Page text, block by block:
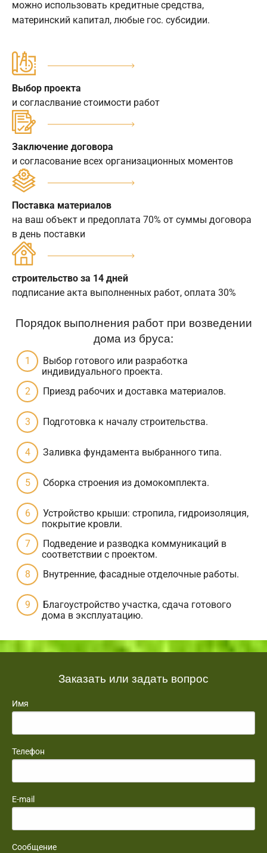
можно использовать кредитные средства,
материнский капитал, любые гос. субсидии.
Выбор проекта
и согласлвание стоимости работ
Заключение договора
и согласование всех организационных моментов
Поставка материалов
на ваш объект и предоплата 70% от суммы договора
в день поставки
строительство за 14 дней
подписание акта выполненных работ, оплата 30%
Порядок выполнения работ при возведении
дома из бруса:
Выбор готового или разработка
индивидуального проекта.
Приезд рабочих и доставка материалов.
Подготовка к началу строительства.
Заливка фундамента выбранного типа.
Сборка строения из домокомплекта.
Устройство крыши: стропила, гидроизоляция,
покрытие кровли.
Подведение и разводка коммуникаций в
соответствии с проектом.
Внутренние, фасадные отделочные работы.
Благоустройство участка, сдача готового
дома в эксплуатацию.
Заказать или задать вопрос
Имя
Телефон
E-mail
Сообщение